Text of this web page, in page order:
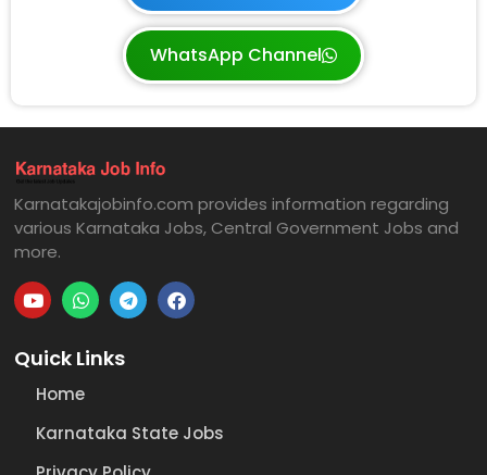
WhatsApp Channel
Karnatakajobinfo.com provides information regarding
various Karnataka Jobs, Central Government Jobs and
more.
Quick Links
Home
Karnataka State Jobs